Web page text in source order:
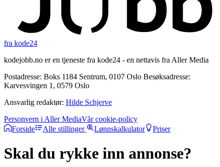
fra kode24
kodejobb.no er en tjeneste fra kode24 - en nettavis fra Aller Media
Postadresse: Boks 1184 Sentrum, 0107 Oslo Besøksadresse:
Karvesvingen 1, 0579 Oslo
Ansvarlig redaktør: Hilde Schjerve
Personvern i Aller MediaVår cookie-policy
Forside
Alle stillinger Lønnskalkulator Priser
Skal du rykke inn annonse?